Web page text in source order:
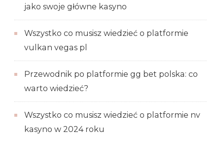
jako swoje główne kasyno
Wszystko co musisz wiedzieć o platformie
vulkan vegas pl
Przewodnik po platformie gg bet polska: co
warto wiedzieć?
Wszystko co musisz wiedzieć o platformie nv
kasyno w 2024 roku